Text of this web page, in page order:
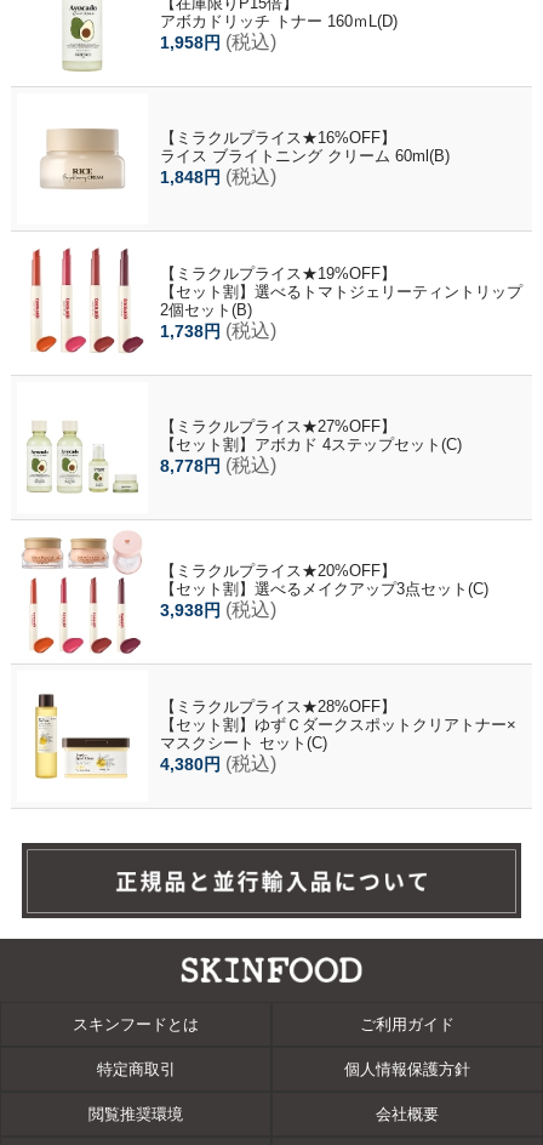
アボカドリッチ トナー 160ｍL(D)
1,958円 (税込)
【ミラクルプライス★16%OFF】
ライス ブライトニング クリーム 60ml(B)
1,848円 (税込)
【ミラクルプライス★19%OFF】
【セット割】選べるトマトジェリーティントリップ
2個セット(B)
1,738円 (税込)
【ミラクルプライス★27%OFF】
【セット割】アボカド 4ステップセット(C)
8,778円 (税込)
【ミラクルプライス★20%OFF】
【セット割】選べるメイクアップ3点セット(C)
3,938円 (税込)
【ミラクルプライス★28%OFF】
【セット割】ゆずＣダークスポットクリアトナー×
マスクシート セット(C)
4,380円 (税込)
スキンフードとは ご利用ガイド
特定商取引 個人情報保護方針
閲覧推奨環境 会社概要